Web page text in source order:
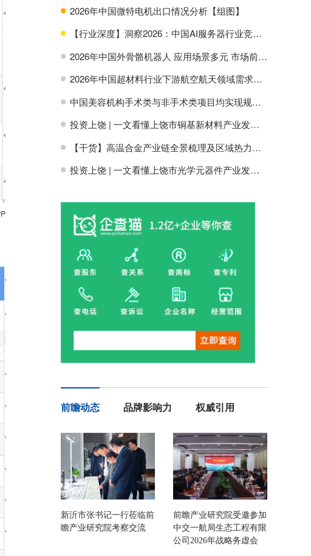
H 2026年中国微特电机出口情况分析【组图】
H 【行业深度】洞察2026：中国AI服务器行业竞争格局及市场份额
H 2026年中国外骨骼机器人 应用场景多元 市场前景广阔【组图】
H 2026年中国超材料行业下游航空航天领域需求分析【组图】
H 中国美容机构手术类与非手术类项目均实现规模增长【组图】
H 投资上饶 | 一文看懂上饶市铜基新材料产业发展现状与投资机会前瞻
H 【干货】高温合金产业链全景梳理及区域热力地图
H 投资上饶 | 一文看懂上饶市光学元器件产业发展现状与投资机会前瞻
前瞻动态 品牌影响力 权威引用
新沂市张书记一行莅临前
瞻产业研究院考察交流
前瞻产业研究院受邀参加
中交一航局生态工程有限
公司2026年战略务虚会